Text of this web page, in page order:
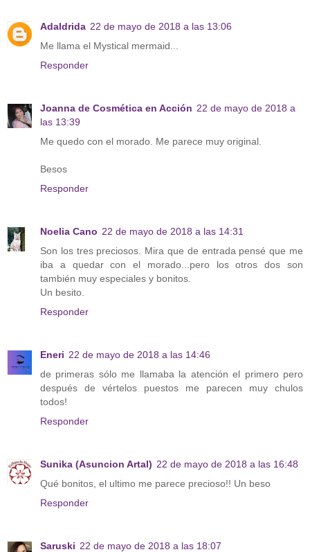
Adaldrida 22 de mayo de 2018 a las 13:06
Me llama el Mystical mermaid...
Responder
Joanna de Cosmética en Acción 22 de mayo de 2018 a
las 13:39
Me quedo con el morado. Me parece muy original.
Besos
Responder
Noelia Cano 22 de mayo de 2018 a las 14:31
Son los tres preciosos. Mira que de entrada pensé que me
iba a quedar con el morado...pero los otros dos son
también muy especiales y bonitos.
Un besito.
Responder
Eneri 22 de mayo de 2018 a las 14:46
de primeras sólo me llamaba la atención el primero pero
después de vértelos puestos me parecen muy chulos
todos!
Responder
Sunika (Asuncion Artal) 22 de mayo de 2018 a las 16:48
Qué bonitos, el ultimo me parece precioso!! Un beso
Responder
Saruski 22 de mayo de 2018 a las 18:07